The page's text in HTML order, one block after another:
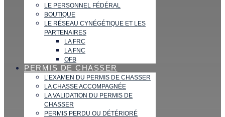
LE PERSONNEL FÉDÉRAL
BOUTIQUE
LE RÉSEAU CYNÉGÉTIQUE ET LES
PARTENAIRES
LA FRC
LA FNC
OFB
PERMIS DE CHASSER
L’EXAMEN DU PERMIS DE CHASSER
LA CHASSE ACCOMPAGNÉE
LA VALIDATION DU PERMIS DE
CHASSER
PERMIS PERDU OU DÉTÉRIORÉ